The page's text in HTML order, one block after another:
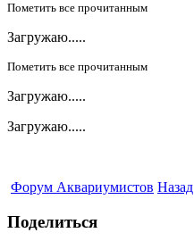
Пометить все прочитанным
Загружаю.....
Пометить все прочитанным
Загружаю.....
Загружаю.....
Форум Аквариумистов Назад
Поделиться